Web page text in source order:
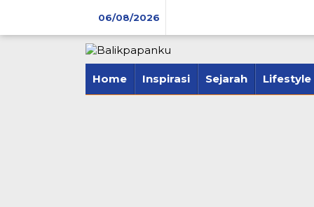
konten
06/08/2026
Home Inspirasi Sejarah Lifestyle